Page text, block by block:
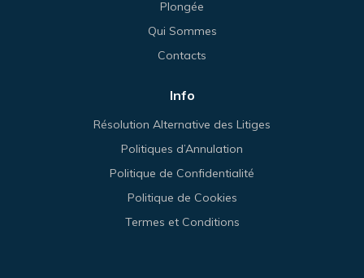
Plongée
Qui Sommes
Contacts
Info
Résolution Alternative des Litiges
Politiques d’Annulation
Politique de Confidentialité
Politique de Cookies
Termes et Conditions